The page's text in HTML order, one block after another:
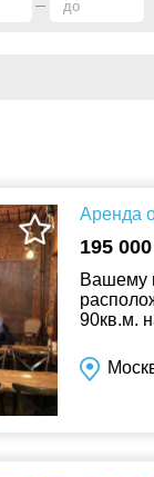
Аренда
195
Вашему
90кв.м.